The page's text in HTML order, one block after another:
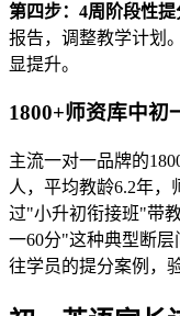
第四步：4周阶段性提
报告，调整教学计划
显提升。
1800+师资库中初
主流一对一品牌的
人，平均教龄6.2年，
过"小升初衔接班"带
一60分"这种典型断
往学员的提分案例，